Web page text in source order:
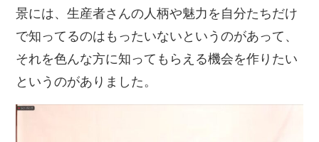
景には、生産者さんの人柄や魅力を自分たちだけ
で知ってるのはもったいないというのがあって、
それを色んな方に知ってもらえる機会を作りたい
というのがありました。